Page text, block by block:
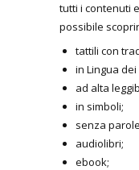
tutti i contenuti
possibile
tattili con
in Lingua
ad alta
in simboli;
senza
audiolibri;
ebook;